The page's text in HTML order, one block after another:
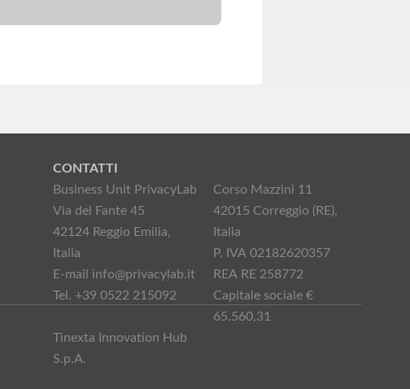
CONTATTI
Business Unit PrivacyLab
Via del Fante 45
42124 Reggio Emilia,
Italia
E-mail info@privacylab.it
Tel. +39 0522 215092
Tinexta Innovation Hub
S.p.A.
Corso Mazzini 11
42015 Correggio (RE),
Italia
P. IVA 02182620357
REA RE 258772
Capitale sociale €
65.560,31